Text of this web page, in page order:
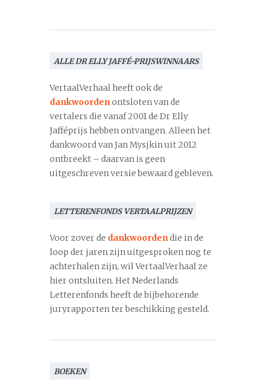
ALLE DR ELLY JAFFÉ-PRIJSWINNAARS
VertaalVerhaal heeft ook de
dankwoordenontsloten van de
vertalers die vanaf 2001 de Dr Elly
Jafféprijs hebben ontvangen. Alleen het
dankwoord van Jan Mysjkin uit 2012
ontbreekt – daarvan is geen
uitgeschreven versie bewaard gebleven.
LETTERENFONDS VERTAALPRIJZEN
Voor zover de dankwoordendie in de
loop der jaren zijn uitgesproken nog te
achterhalen zijn, wil VertaalVerhaal ze
hier ontsluiten. Het Nederlands
Letterenfonds heeft de bijbehorende
juryrapporten ter beschikking gesteld.
BOEKEN